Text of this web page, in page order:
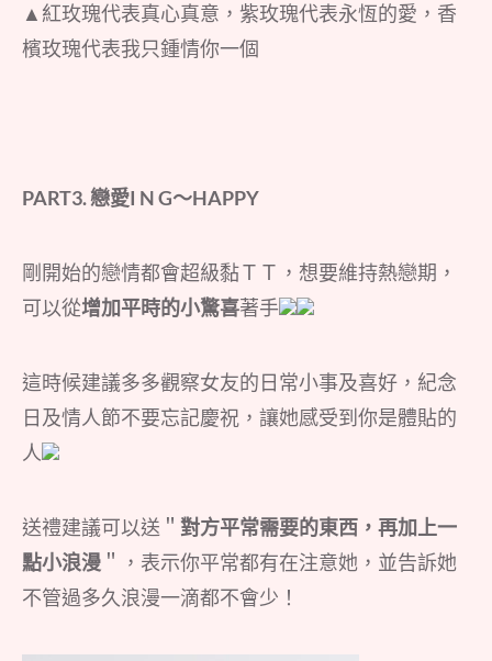
▲紅玫瑰代表真心真意，紫玫瑰代表永恆的愛，香
檳玫瑰代表我只鍾情你一個
PART3. 戀愛I N G～HAPPY
剛開始的戀情都會超級黏ＴＴ，想要維持熱戀期，
可以從增加平時的小驚喜著手
這時候建議多多觀察女友的日常小事及喜好，紀念
日及情人節不要忘記慶祝，讓她感受到你是體貼的
人
送禮建議可以送＂ 對方平常需要的東西，再加上一
點小浪漫 ＂，表示你平常都有在注意她，並告訴她
不管過多久浪漫一滴都不會少！